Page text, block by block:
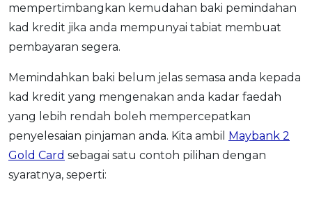
mempertimbangkan kemudahan baki pemindahan
kad kredit jika anda mempunyai tabiat membuat
pembayaran segera.
Memindahkan baki belum jelas semasa anda kepada
kad kredit yang mengenakan anda kadar faedah
yang lebih rendah boleh mempercepatkan
penyelesaian pinjaman anda. Kita ambil Maybank 2
Gold Card sebagai satu contoh pilihan dengan
syaratnya, seperti: